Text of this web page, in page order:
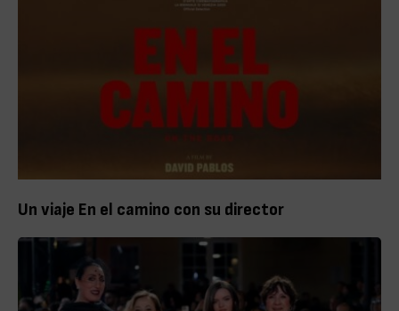
Un viaje En el camino con su director